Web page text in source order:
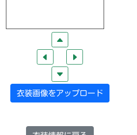
衣装画像をアップロード